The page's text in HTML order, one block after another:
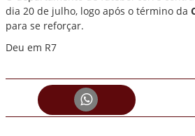
dia 20 de julho, logo após o término da
para se reforçar.
Deu em R7